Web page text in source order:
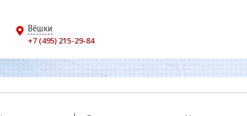
Вёшки
+7 (495) 215-29-84